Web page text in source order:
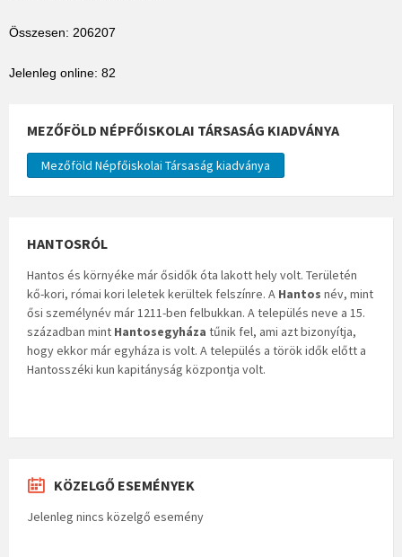
Összesen: 206207
Jelenleg online: 82
MEZŐFÖLD NÉPFŐISKOLAI TÁRSASÁG KIADVÁNYA
Mezőföld Népfőiskolai Társaság kiadványa
HANTOSRÓL
Hantos és környéke már ősidők óta lakott hely volt. Területén
kő-kori, római kori leletek kerültek felszínre. A Hantos név, mint
ősi személynév már 1211-ben felbukkan. A település neve a 15.
században mint Hantosegyháza tűnik fel, ami azt bizonyítja,
hogy ekkor már egyháza is volt. A település a török idők előtt a
Hantosszéki kun kapitányság központja volt.
KÖZELGŐ ESEMÉNYEK
Jelenleg nincs közelgő esemény